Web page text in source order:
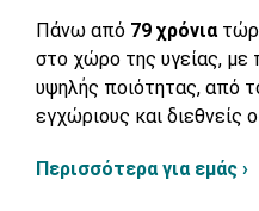
Πάνω από 79 χρόνια
στο χώρο της υγείας, με
υψηλής ποιότητας, από
εγχώριους και διεθνείς
Περισσότερα για εμάς ›